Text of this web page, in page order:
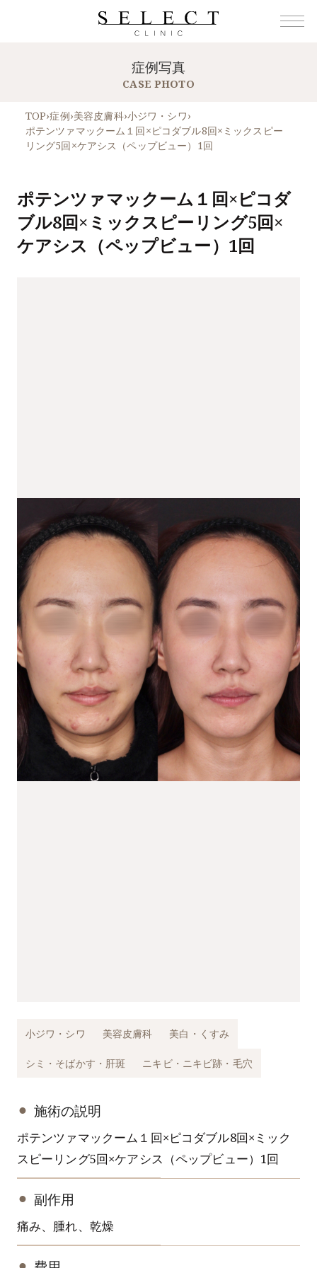
症例写真
CASE PHOTO
TOP›症例›美容皮膚科›小ジワ・シワ›
ポテンツァマックーム１回×ピコダブル8回×ミックスピー
リング5回×ケアシス（ペップビュー）1回
ポテンツァマックーム１回×ピコダ
ブル8回×ミックスピーリング5回×
ケアシス（ペップビュー）1回
小ジワ・シワ 美容皮膚科 美白・くすみ
シミ・そばかす・肝斑 ニキビ・ニキビ跡・毛穴
施術の説明
ポテンツァマックーム１回×ピコダブル8回×ミック
スピーリング5回×ケアシス（ペップビュー）1回
副作用
痛み、腫れ、乾燥